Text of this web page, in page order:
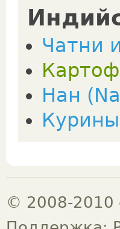
Чатни
Нан
© 2008-2010